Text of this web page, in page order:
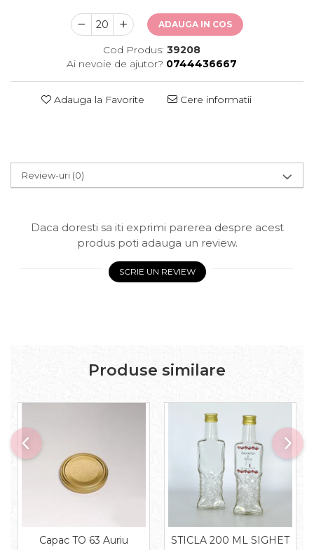
ADAUGA IN COS
Cod Produs: 39208
Ai nevoie de ajutor? 0744436667
Adauga la Favorite Cere informatii
Review-uri (0)
Daca doresti sa iti exprimi parerea despre acest
produs poti adauga un review.
SCRIE UN REVIEW
Produse similare
Capac TO 63 Auriu
STICLA 200 ML SIGHET